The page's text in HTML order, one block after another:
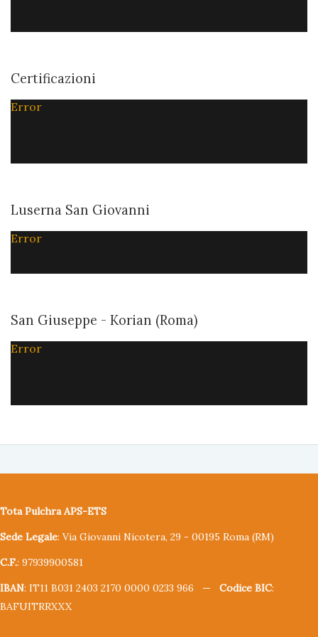
Certificazioni
Error
Luserna San Giovanni
Error
San Giuseppe - Korian (Roma)
Error
Tota Pulchra APS-ETS
Sede Legale: Via Giovanni Nicotera, 29 - 00195 Roma (RM)
C.F.: 97939900581
IBAN: IT11 B031 2403 2170 0000 0233 966 — Codice BIC:
BAFUITRRXXX